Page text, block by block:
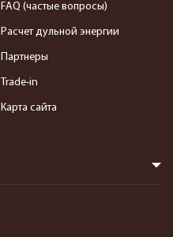
FAQ (частые вопросы)
Расчет дульной энергии
Партнеры
Trade-in
Карта сайта